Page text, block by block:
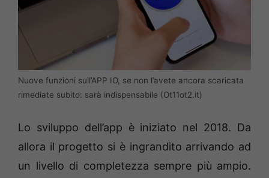
Nuove funzioni sull’APP IO, se non l’avete ancora scaricata
rimediate subito: sarà indispensabile (Ot11ot2.it)
Lo sviluppo dell’app è iniziato nel 2018. Da
allora il progetto si è ingrandito arrivando ad
un livello di completezza sempre più ampio.